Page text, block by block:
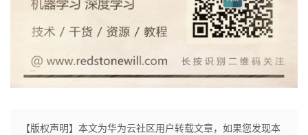
【版权声明】本文为华为云社区用户转载文章，如果您发现本